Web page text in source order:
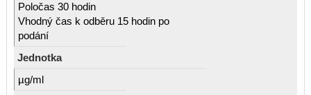
Poločas 30 hodin
Vhodný čas k odběru 15 hodin po
podání
Jednotka
µg/ml